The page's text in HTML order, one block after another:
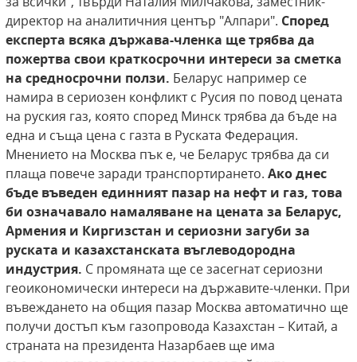
директор на аналитичния център "Алпари". Според
експерта всяка държава-членка ще трябва да
пожертва свои краткосрочни интереси за сметка
на средносрочни ползи. Беларус например се
намира в сериозен конфликт с Русия по повод цената
на руския газ, която според Минск трябва да бъде на
една и съща цена с газта в Руската Федерация.
Мнението на Москва пък е, че Беларус трябва да си
плаща повече заради транспортирането. Ако днес
бъде въведен единният пазар на нефт и газ, това
би означавало намаляване на цената за Беларус,
Армения и Киргизстан и сериозни загуби за
руската и казахстанската въглеводородна
индустрия. С промяната ще се засегнат сериозни
геоикономически интереси на държавите-членки. При
въвеждането на общия пазар Москва автоматично ще
получи достъп към газопровода Казахстан – Китай, а
страната на президента Назарбаев ще има